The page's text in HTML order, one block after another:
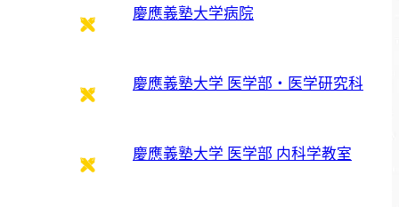
慶應義塾大学病院
慶應義塾大学 医学部・医学研究科
慶應義塾大学 医学部 内科学教室